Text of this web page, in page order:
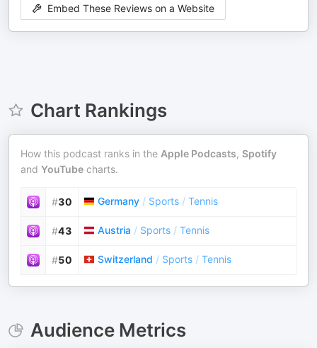
Embed These Reviews on a Website
Chart Rankings
How this podcast ranks in the Apple Podcasts, Spotify
and YouTube charts.
#30 Germany / Sports / Tennis
#43 Austria / Sports / Tennis
#50 Switzerland / Sports / Tennis
Audience Metrics